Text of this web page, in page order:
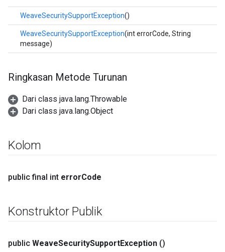
WeaveSecuritySupportException()
WeaveSecuritySupportException(int errorCode, String
message)
Ringkasan Metode Turunan
Dari class java.lang.Throwable
Dari class java.lang.Object
Kolom
public final int errorCode
Konstruktor Publik
public WeaveSecuritySupportException ()